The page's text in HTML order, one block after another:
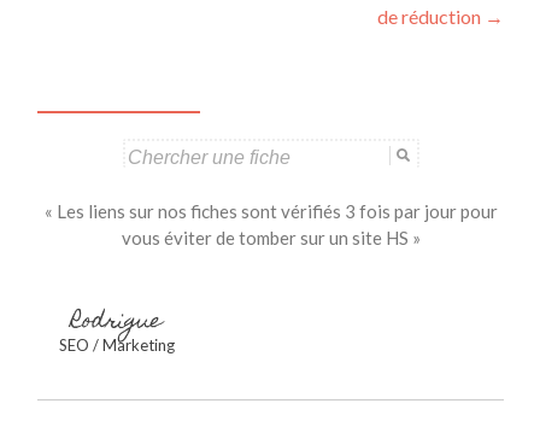
de réduction →
« Les liens sur nos fiches sont vérifiés 3 fois par jour pour
vous éviter de tomber sur un site HS »
Rodrigue
SEO / Marketing